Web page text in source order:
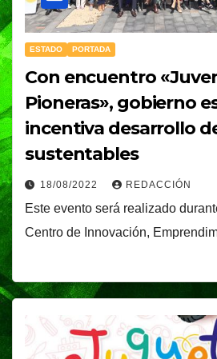
ESTADO PORTADA
Con encuentro
Pioneras», gobierno
incentiva desarrollo
sustentables
18/08/2022 REDACCIÓN
Este evento será realizado
Centro de Innovación,